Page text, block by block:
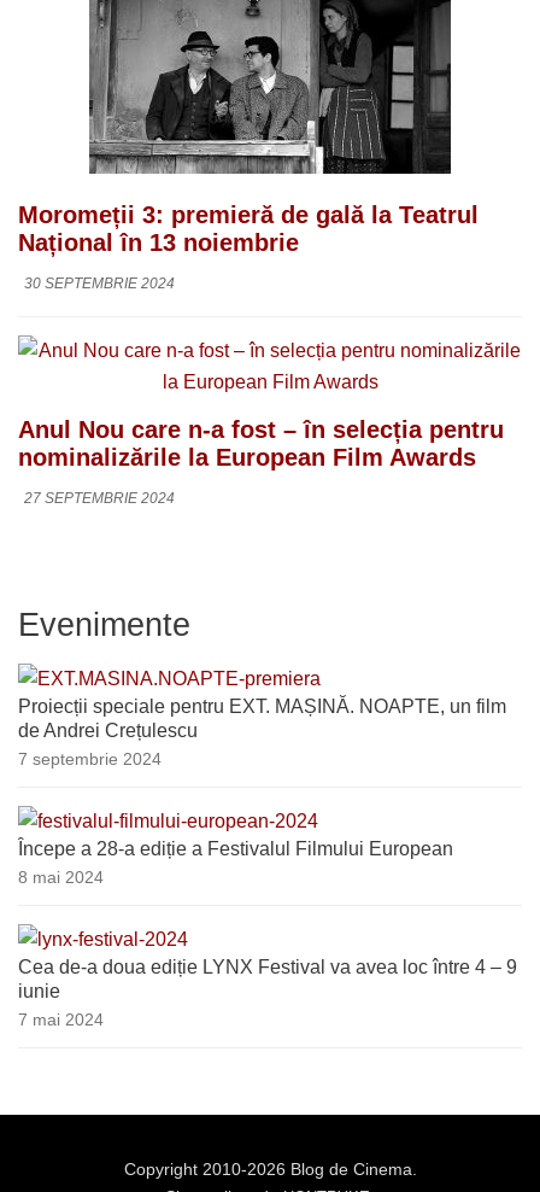
Moromeții 3: premieră de gală la Teatrul
Național în 13 noiembrie
30 SEPTEMBRIE 2024
Anul Nou care n-a fost – în selecția pentru
nominalizările la European Film Awards
27 SEPTEMBRIE 2024
Evenimente
Proiecții speciale pentru EXT. MAȘINĂ. NOAPTE, un film
de Andrei Crețulescu
7 septembrie 2024
Începe a 28-a ediție a Festivalul Filmului European
8 mai 2024
Cea de-a doua ediție LYNX Festival va avea loc între 4 – 9
iunie
7 mai 2024
Copyright 2010-2026 Blog de Cinema.